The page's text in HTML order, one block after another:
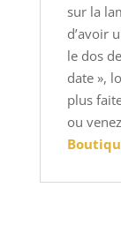
sur la
d’avoir
le dos
date »,
plus
ou